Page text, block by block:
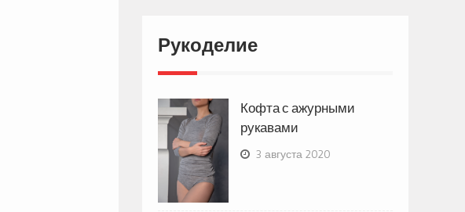
Рукоделие
Кофта с ажурными
рукавами
3 августа 2020